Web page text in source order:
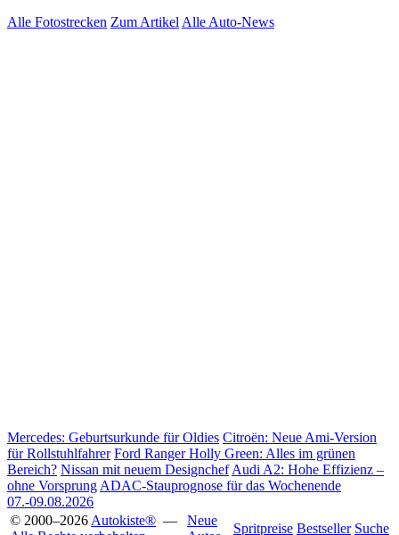
Alle Fotostrecken Zum Artikel Alle Auto-News
Mercedes: Geburtsurkunde für Oldies Citroën: Neue Ami-Version
für Rollstuhlfahrer Ford Ranger Holly Green: Alles im grünen
Bereich? Nissan mit neuem Designchef Audi A2: Hohe Effizienz –
ohne Vorsprung ADAC-Stauprognose für das Wochenende
07.-09.08.2026
© 2000–2026 Autokiste® —
Neue
Spritpreise Bestseller Suche